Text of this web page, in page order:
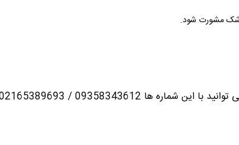
مشورت شود.
با این شماره ها 09358343612 / 02165389693